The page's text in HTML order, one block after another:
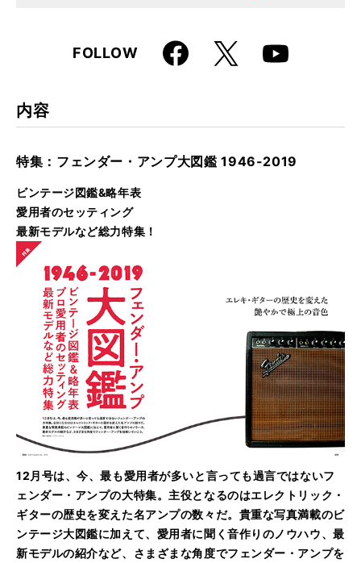
FOLLOWFaceboo
k
X Youtube
内容
特集：フェンダー・アンプ大図鑑 1946-2019
ビンテージ図鑑&略年表
愛用者のセッティング
最新モデルなど総力特集！
12月号は、今、最も愛用者が多いと言っても過言ではないフ
ェンダー・アンプの大特集。主役となるのはエレクトリック・
ギターの歴史を変えた名アンプの数々だ。貴重な写真満載のビ
ンテージ大図鑑に加えて、愛用者に聞く音作りのノウハウ、最
新モデルの紹介など、さまざまな角度でフェンダー・アンプを